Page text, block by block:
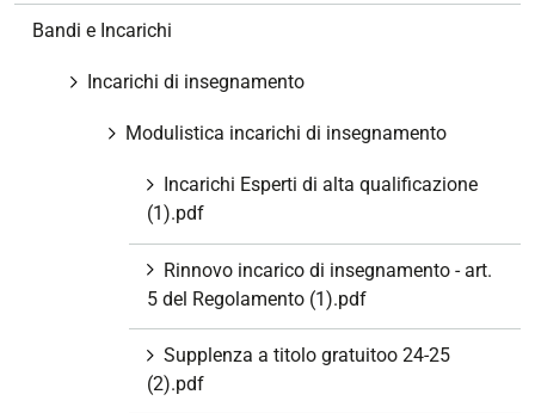
Bandi e Incarichi
Incarichi di insegnamento
Modulistica incarichi di insegnamento
Incarichi Esperti di alta qualificazione
(1).pdf
Rinnovo incarico di insegnamento - art.
5 del Regolamento (1).pdf
Supplenza a titolo gratuitoo 24-25
(2).pdf